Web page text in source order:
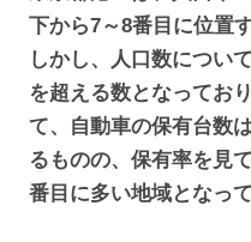
下から7～8番目に位置
しかし、人口数につい
を超える数となってお
て、自動車の保有台数
るものの、保有率を見
番目に多い地域となって